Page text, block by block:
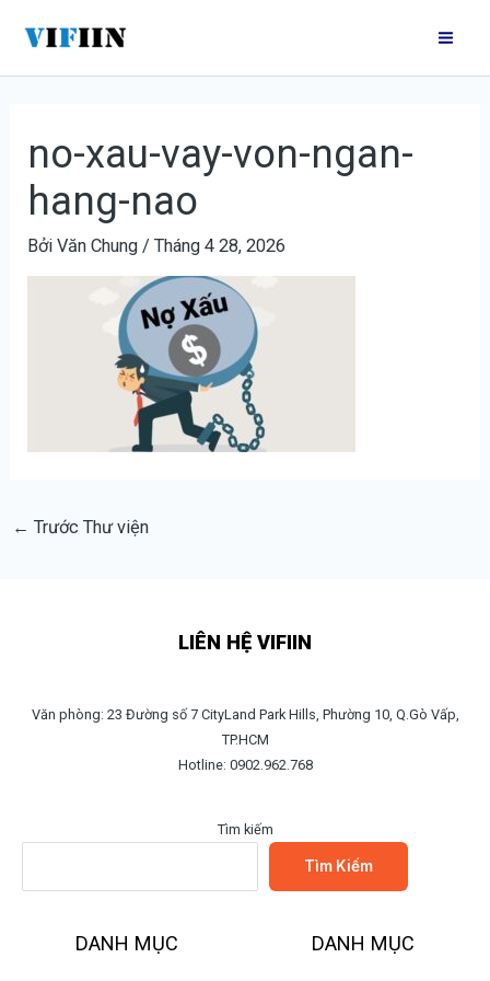
nội
no-xau-vay-von-ngan-
hang-nao
BởiVăn Chung /Tháng 4 28, 2026
hướng
bài
← Trước Thư viện
LIÊN HỆ VIFIIN
Văn phòng: 23 Đường số 7 CityLand Park Hills, Phường 10, Q.Gò Vấp,
TP.HCM
Hotline: 0902.962.768
Tìm kiếm
Tìm Kiếm
DANH MỤC DANH MỤC